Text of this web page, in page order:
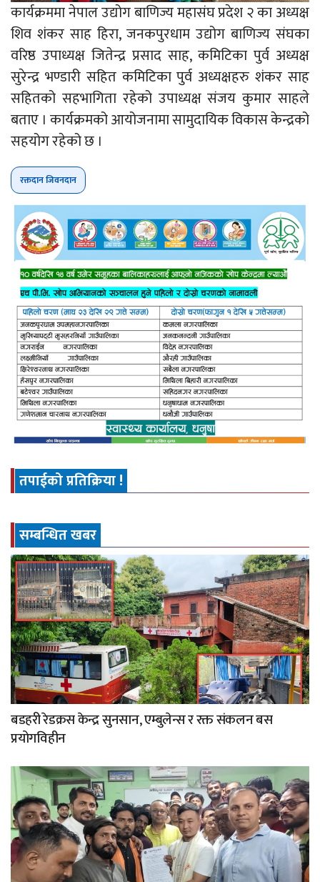
कार्यक्रममा नेपाल उद्योग बाणिज्य महासंघ प्रदेश २ का अध्यक्ष
शिव शंकर साह हिरा, जनकपुरधाम उद्योग बाणिज्य संघका
वरिष्ठ उपाध्यक्ष जितेन्द्र प्रसाद साह, कमिटिका पुर्व अध्यक्ष
सुरेन्द्र भण्डारी सहित कमिटिका पुर्व अध्यक्षहरु शंकर साह
सहितको सहभागिता रहेको उपाध्यक्ष संजय कुमार साहले
बताए । कार्यक्रमको आयोजनामा सामुदायिक विकास केन्द्रको
सहयोग रहेको छ ।
रक्तदान जिवनदान
तपाईको प्रतिक्रिया !
सम्बन्धित खबर
बडहरी रेडक्रस केन्द्र सुनसान, एम्बुलेन्स र रक्त संकलन बस
प्रयोगविहीन